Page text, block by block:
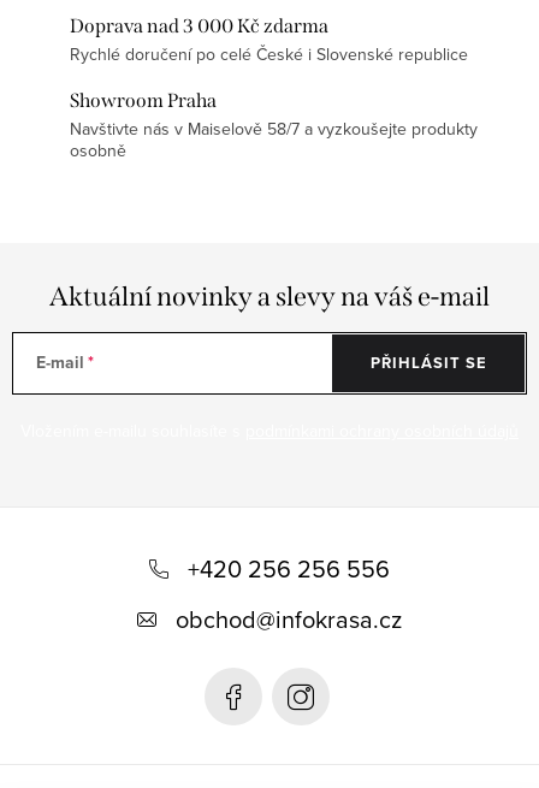
Doprava nad 3 000 Kč zdarma
Rychlé doručení po celé České i Slovenské republice
Showroom Praha
Navštivte nás v Maiselově 58/7 a vyzkoušejte produkty
osobně
Aktuální novinky a slevy na váš e-mail
E-mail PŘIHLÁSIT SE
+420 256 256 556
obchod@infokrasa.cz